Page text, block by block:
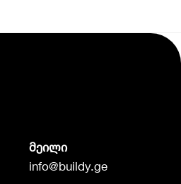
მეილი
info@buildy.ge